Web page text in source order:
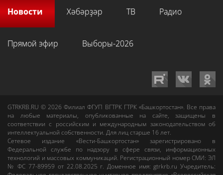
Новости Хәбәрҙәр ТВ Радио
Прямой эфир Выборы-2026
GTRKRB.RU © 2026Филиал ФГУП ВГТРК ГТРК «Башкортостан». Все права
на любые материалы, опубликованные на сайте, защищены в
соответствии с российским и международным законодательством об
интеллектуальной собственности. Для лиц старше 16 лет.
Сетевое издание «Вести-Башкортостан»зарегистрировано в
Федеральной службе по надзору в сфере связи, информационных
технологий и массовых коммуникаций. Регистрационный номер СМИ: ЭЛ
№ ФС 77-89959 от 22.08.2025 г. Доменное имя:gtrkrb.ru Учредитель: